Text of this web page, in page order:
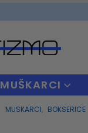
MUŠKARCI
MUSKARCI, BOKSERICE